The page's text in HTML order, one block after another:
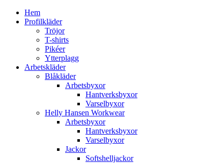
Hem
Profilkläder
Tröjor
T-shirts
Pikéer
Ytterplagg
Arbetskläder
Blåkläder
Arbetsbyxor
Hantverksbyxor
Varselbyxor
Helly Hansen Workwear
Arbetsbyxor
Hantverksbyxor
Varselbyxor
Jackor
Softshelljackor